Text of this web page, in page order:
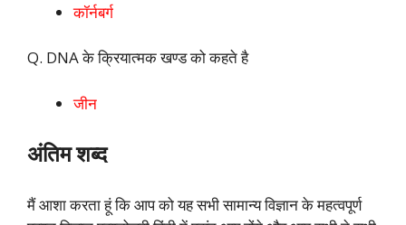
कॉर्नबर्ग
Q. DNA के क्रियात्मक खण्ड को कहते है
जीन
अंतिम शब्द
मैं आशा करता हूं कि आप को यह सभी सामान्य विज्ञान के महत्वपूर्ण